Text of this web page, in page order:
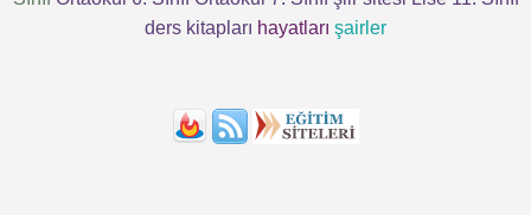
ders kitapları hayatları şairler